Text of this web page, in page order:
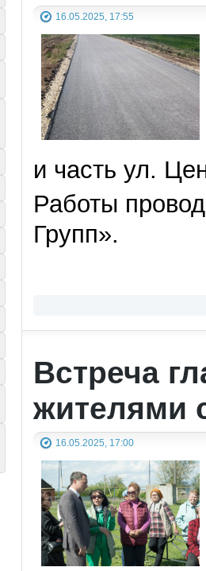
16.05.2025, 17:55
и часть ул.
Работы
Групп».
Встреча
жителями
16.05.2025, 17:00